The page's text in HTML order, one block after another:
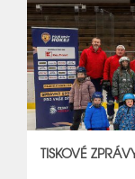
TISKOVÉ